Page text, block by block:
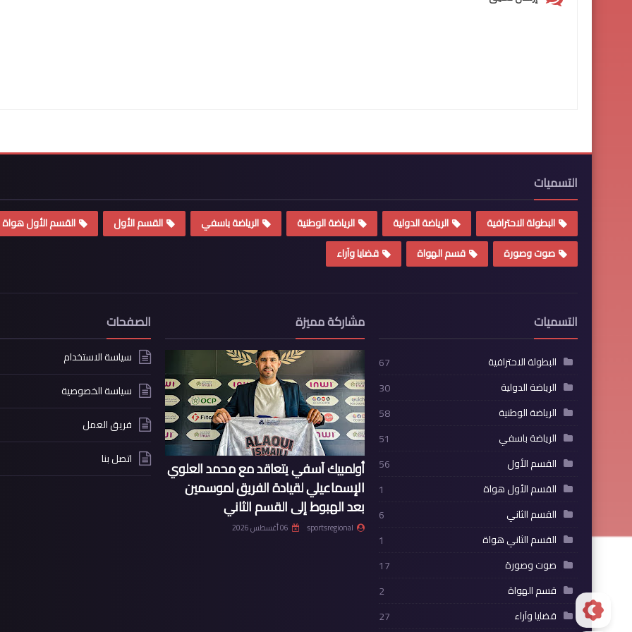
التسميات
البطولة الاحترافية الرياضة الدولية الرياضة الوطنية الرياضة باسفي القسم الأول
القسم الأول هواة
صوت وصورة
قسم الهواة قضايا وآراء
التسميات
البطولة الاحترافية
67
الرياضة الدولية
30
الرياضة الوطنية
58
الرياضة باسفي
51
القسم الأول
56
القسم الأول هواة
1
القسم الثاني
6
القسم الثاني هواة
1
صوت وصورة
17
قسم الهواة
2
قضايا وآراء
27
مشاركة مميزة
أولمبيك آسفي يتعاقد مع محمد العلوي
الإسماعيلي لقيادة الفريق لموسمين
بعد الهبوط إلى القسم الثاني
sportsregional 06 أغسطس 2026
الصفحات
سياسة الاستخدام
سياسة الخصوصية
فريق العمل
اتصل بنا